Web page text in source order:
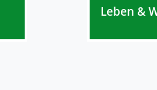
Leben &